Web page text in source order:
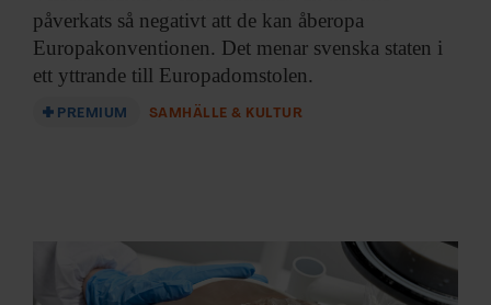
information från din enhet till de sociala medier och
annons- och analysföretag som vi samarbetar med.
Dessa kan i sin tur kombinera informationen med annan
information som du har tillhandahållit eller som de har
samlat in när du har använt deras tjänster.
påverkats så negativt att de kan åberopa
Europakonventionen. Det menar svenska staten i
ett yttrande till Europadomstolen.
PREMIUM SAMHÄLLE & KULTUR